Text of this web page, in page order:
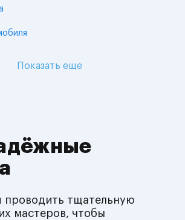
Показать еще
проводить тщательную
мастеров, чтобы